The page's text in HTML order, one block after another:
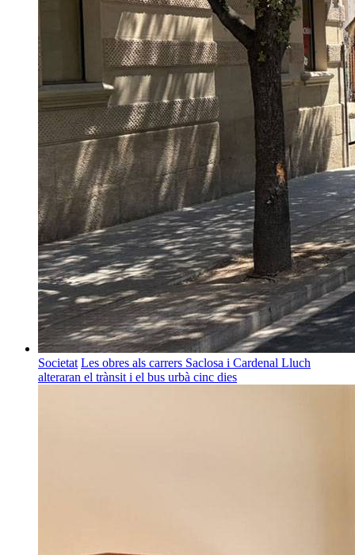
Societat Les obres als carrers Saclosa i Cardenal Lluch
alteraran el trànsit i el bus urbà cinc dies